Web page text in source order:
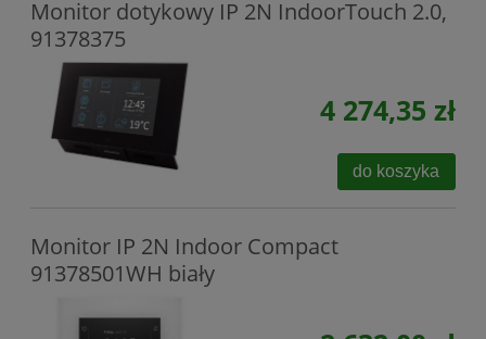
Monitor dotykowy IP 2N IndoorTouch 2.0,
91378375
4 274,35 zł
do koszyka
Monitor IP 2N Indoor Compact
91378501WH biały